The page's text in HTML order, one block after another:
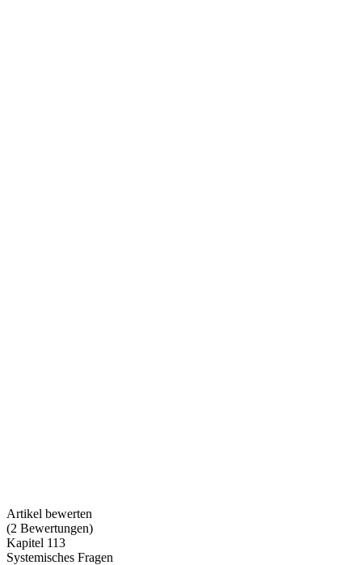
Artikel bewerten
(2 Bewertungen)
Kapitel 113
Systemisches Fragen